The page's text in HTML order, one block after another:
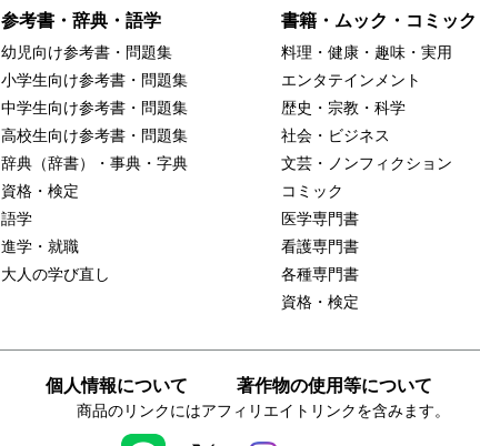
参考書・辞典・語学
幼児向け参考書・問題集
小学生向け参考書・問題集
中学生向け参考書・問題集
高校生向け参考書・問題集
辞典（辞書）・事典・字典
資格・検定
語学
進学・就職
大人の学び直し
書籍・ムック・コミック
料理・健康・趣味・実用
エンタテインメント
歴史・宗教・科学
社会・ビジネス
文芸・ノンフィクション
コミック
医学専門書
看護専門書
各種専門書
資格・検定
個人情報について 著作物の使用等について
商品のリンクにはアフィリエイトリンクを含みます。